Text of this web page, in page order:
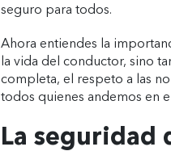
seguro para todos.
Ahora entiendes la
la vida del conductor, sino
completa, el respeto a las
todos quienes andemos en
La seguridad